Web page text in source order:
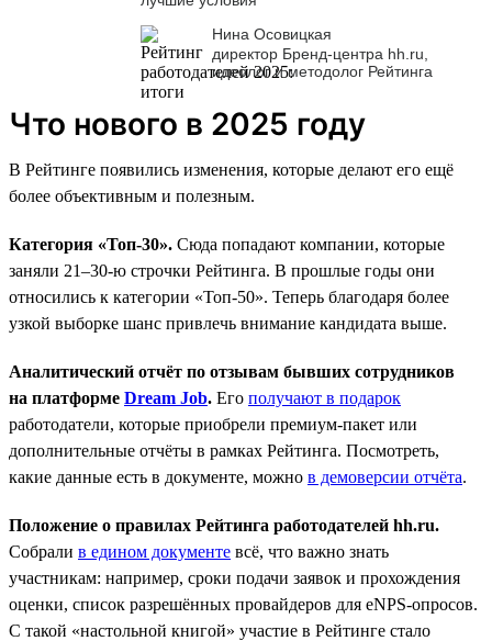
Нина Осовицкая
директор Бренд-центра hh.ru,
идеолог и методолог Рейтинга
Что нового в 2025 году
В Рейтинге появились изменения, которые делают его ещё
более объективным и полезным.
Категория «Топ-30». Сюда попадают компании, которые
заняли 21–30-ю строчки Рейтинга. В прошлые годы они
относились к категории «Топ-50». Теперь благодаря более
узкой выборке шанс привлечь внимание кандидата выше.
Аналитический отчёт по отзывам бывших сотрудников
на платформе Dream Job. Его получают в подарок
работодатели, которые приобрели премиум-пакет или
дополнительные отчёты в рамках Рейтинга. Посмотреть,
какие данные есть в документе, можно в демоверсии отчёта.
Положение о правилах Рейтинга работодателей hh.ru.
Собрали в едином документе всё, что важно знать
участникам: например, сроки подачи заявок и прохождения
оценки, список разрешённых провайдеров для eNPS-опросов.
С такой «настольной книгой» участие в Рейтинге стало